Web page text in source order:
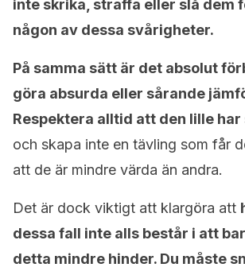
inte skrika, straffa eller slå dem
någon av dessa svårigheter.
På samma sätt är det absolut
göra absurda eller sårande
Respektera alltid att den lille
och skapa inte en tävling som får
att de är mindre värda än andra.
Det är dock viktigt att klargöra att
dessa fall inte alls består i att
detta mindre hinder. Du måste